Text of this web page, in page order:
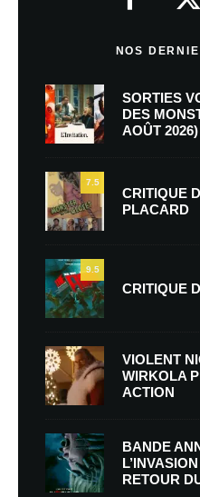
NOS
SORTIES
DES
AOÛT 2026)
7.5
CRITIQUE
PLACARD
9.5
CRITIQUE
VIOLENT
WIRKOLA
ACTION
BANDE
RETOUR